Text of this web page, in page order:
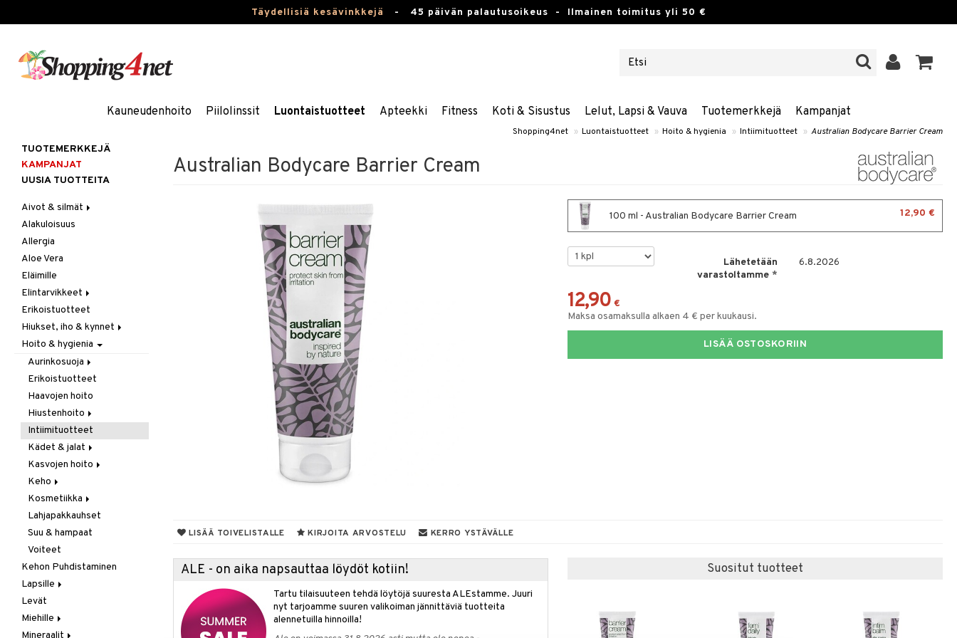
Täydellisiä kesävinkkejä - 45 päivän palautusoikeus - Ilmainen toimitus yli 50 €
Kauneudenhoito Piilolinssit Luontaistuotteet Apteekki Fitness Koti & Sisustus Lelut, Lapsi & Vauva Tuotemerkkejä Kampanjat
Shopping4net » Luontaistuotteet » Hoito & hygienia » Intiimituotteet » Australian Bodycare Barrier Cream
Australian Bodycare Barrier Cream
100 ml - Australian Bodycare Barrier Cream 12,90 €
Lähetetään
varastoltamme*
6.8.2026
12,90 €
Maksa osamaksulla alkaen 4 € per kuukausi.
LISÄÄ OSTOSKORIIN
LISÄÄ TOIVELISTALLE KIRJOITA ARVOSTELU KERRO YSTÄVÄLLE
ALE - on aika napsauttaa löydöt kotiin!
Tartu tilaisuuteen tehdä löytöjä suuresta ALEstamme. Juuri
nyt tarjoamme suuren valikoiman jännittäviä tuotteita
alennetuilla hinnoilla!
Suositut tuotteet
TUOTEMERKKEJÄ
KAMPANJAT
UUSIA TUOTTEITA
Aivot & silmät
Muisti
Rasvahapot
Silmät
Alakuloisuus
Allergia
Aloe Vera
Eläimille
Elintarvikkeet
Hedelmät & pähkinät
Itäminen
Jauhot & leivonta
Juomat
Kookos
Makeutusaineet
Mausteet & liemet
Muut
Öljy & rasva
Pähkinä- & siementahnoja
Patukat
Rawfood
Säilytys
Snacks
Suklaa
Tee
Erikoistuotteet
Hiukset, iho & kynnet
Aurinko & pigmentti
Hiukset
Ravintolisät
Hoito & hygienia
Aurinkosuoja
Aftersun-tuotteet
Aurinkovoiteet
Huulet
Erikoistuotteet
Haavojen hoito
Hiustenhoito
Erikoistuotteet
Hoitoaineet
Sampoot
Intiimituotteet
Kädet & jalat
Jalkojen hoito
Käsien hoito
Muut tarvikkeet
Kasvojen hoito
Erikoistuotteet
Parranajotuotteet
Puhdistaminen
Silmänympärysvoiteet
Voiteet
Keho
Deodorantit
Erikoistuotteet
Eteeriset öljyt
Kylpy, suihku & saippuat
Öljyt
Vartalon kuorinta
Vartalovoiteet
Kosmetiikka
Huulet
Iho
Silmät
Lahjapakkauhset
Suu & hampaat
Voiteet
Kehon Puhdistaminen
Lapsille
Ihonhoito
Rasvahapot
Vitamiinit &mineraalit
Levät
Miehille
Eturauhanen
Mineraalit